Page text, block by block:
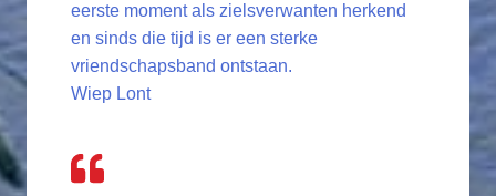
eerste moment als zielsverwanten herkend
en sinds die tijd is er een sterke
vriendschapsband ontstaan.
Wiep Lont